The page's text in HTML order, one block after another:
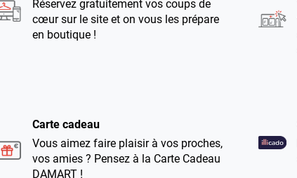
Réservez gratuitement vos coups de
cœur sur le site et on vous les prépare
en boutique !
Carte cadeau
Vous aimez faire plaisir à vos proches,
vos amies ? Pensez à la Carte Cadeau
DAMART !